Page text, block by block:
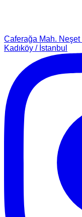
Caferağa Mah. Neşet
Kadıköy / İstanbul